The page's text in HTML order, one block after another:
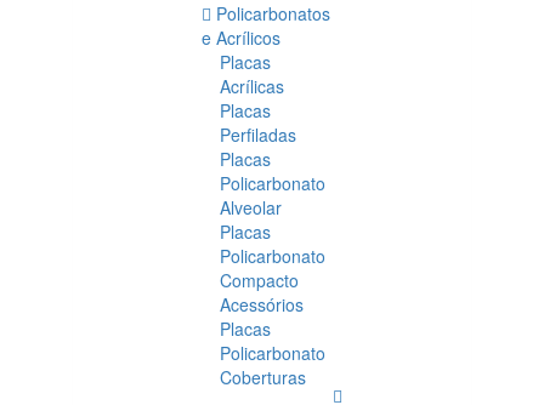
Policarbonatos
e Acrílicos
Placas
Acrílicas
Placas
Perfiladas
Placas
Policarbonato
Alveolar
Placas
Policarbonato
Compacto
Acessórios
Placas
Policarbonato
Coberturas